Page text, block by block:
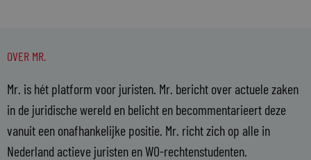
OVER MR.
Mr. is hét platform voor juristen. Mr. bericht over actuele zaken
in de juridische wereld en belicht en becommentarieert deze
vanuit een onafhankelijke positie. Mr. richt zich op alle in
Nederland actieve juristen en WO-rechtenstudenten.